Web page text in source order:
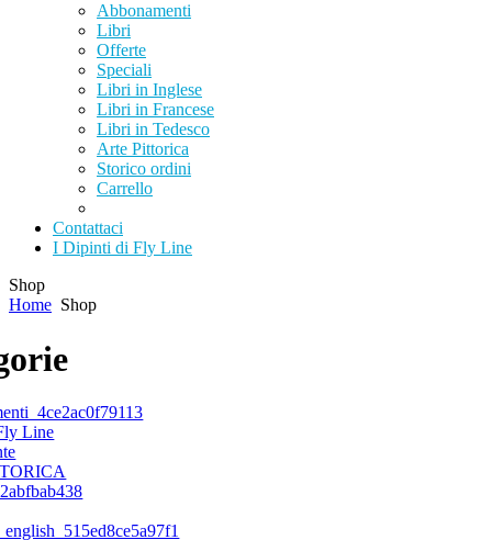
Abbonamenti
Libri
Offerte
Speciali
Libri in Inglese
Libri in Francese
Libri in Tedesco
Arte Pittorica
Storico ordini
Carrello
Contattaci
I Dipinti di Fly Line
Shop
Home Shop
Line